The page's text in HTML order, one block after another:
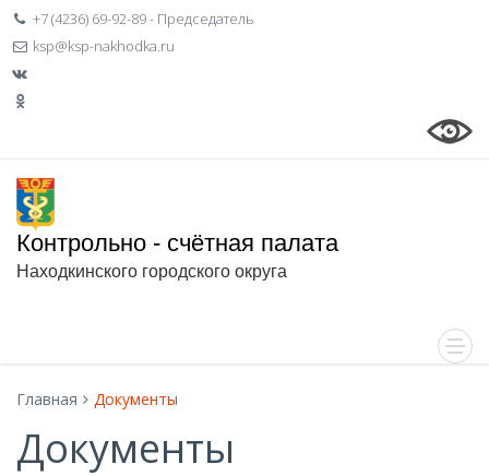
+7 (4236) 69-92-89 - Председатель
ksp@ksp-nakhodka.ru
Контрольно - счётная палата
Находкинского городского округа
Главная Документы
Документы